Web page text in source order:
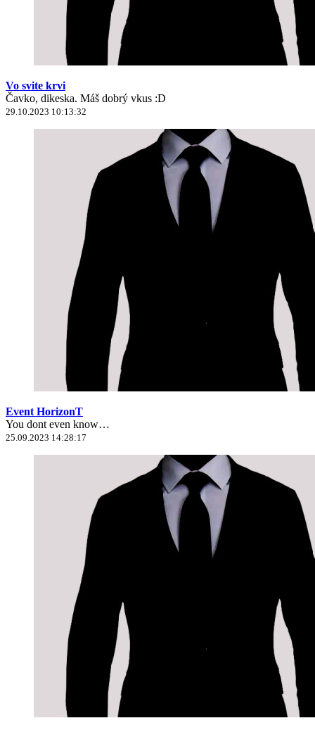
Vo svite krvi
Čavko, dikeska. Máš dobrý vkus :D
29.10.2023 10:13:32
Event HorizonT
You dont even know…
25.09.2023 14:28:17